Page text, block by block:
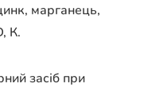
марганець,
К.
засіб при